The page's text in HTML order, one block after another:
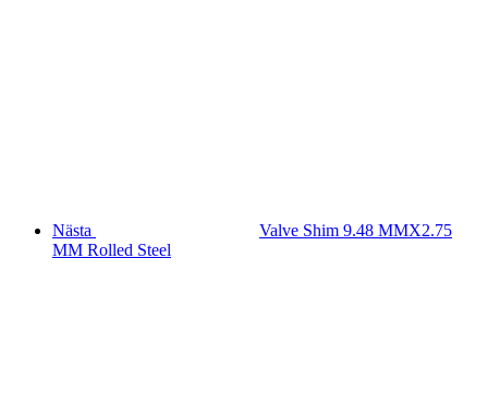
Nästa
Valve Shim 9.48 MMX2.75
MM Rolled Steel